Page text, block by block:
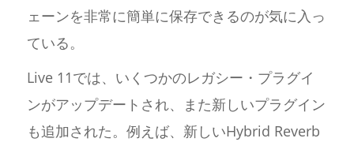
ェーンを非常に簡単に保存できるのが気に入っ
ている。
Live 11では、いくつかのレガシー・プラグイ
ンがアップデートされ、また新しいプラグイン
も追加された。例えば、新しいHybrid Reverb